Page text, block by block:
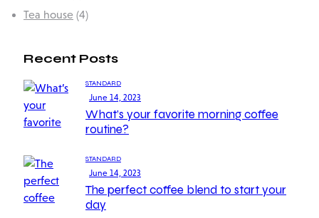
Tea house (4)
Recent Posts
STANDARD
June 14, 2023
What’s your favorite morning coffee
routine?
STANDARD
June 14, 2023
The perfect coffee blend to start your
day